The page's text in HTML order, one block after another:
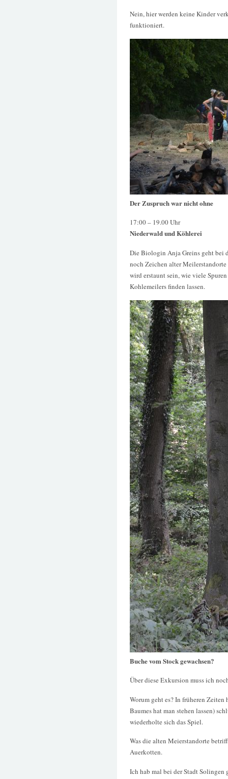
Nein, hier werden keine Kinder
funktioniert.
Der Zuspruch war nicht ohne
17:00 – 19.00 Uhr
Niederwald und Köhlerei
Die Biologin Anja Greins geht bei
noch Zeichen alter
wird erstaunt sein, wie viele
Kohlemeilers finden lassen.
Buche vom Stock gewachsen?
Über diese Exkursion muss ich
Worum geht es? In früheren Zeiten
Baumes hat man stehen lassen)
wiederholte sich das Spiel.
Was die alten Meierstandorte
Auerkotten.
Ich hab mal bei der Stadt Solingen